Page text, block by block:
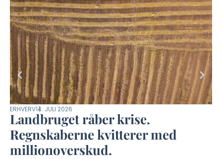
ERHVERV14. JULI 2026
Landbruget råber krise.
Regnskaberne kvitterer med
millionoverskud.